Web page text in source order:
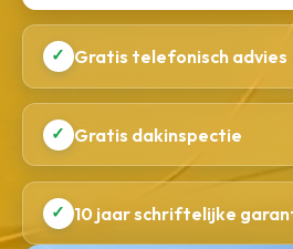
✓ Gratis telefonisch advies
✓ Gratis dakinspectie
✓ 10 jaar schriftelijke